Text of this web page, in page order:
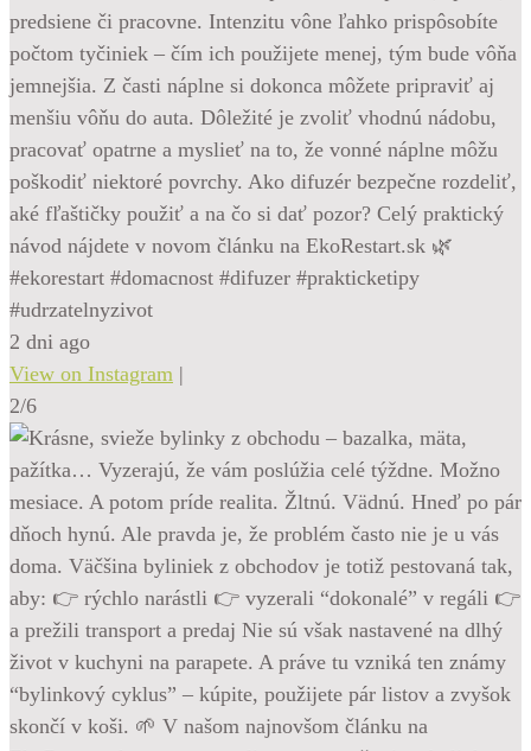
predsiene či pracovne. Intenzitu vône ľahko prispôsobíte
počtom tyčiniek – čím ich použijete menej, tým bude vôňa
jemnejšia. Z časti náplne si dokonca môžete pripraviť aj
menšiu vôňu do auta. Dôležité je zvoliť vhodnú nádobu,
pracovať opatrne a myslieť na to, že vonné náplne môžu
poškodiť niektoré povrchy. Ako difuzér bezpečne rozdeliť,
aké fľaštičky použiť a na čo si dať pozor? Celý praktický
návod nájdete v novom článku na EkoRestart.sk 🌿
#ekorestart #domacnost #difuzer #prakticketipy
#udrzatelnyzivot
2 dni ago
View on Instagram |
2/6